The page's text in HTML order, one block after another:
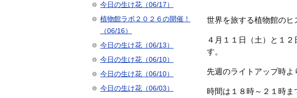
世界を旅する植物館のヒ
４月１１日（土）と１
す。
先週のライトアップ時よ
時間は１８時～２１時ま
今日の生け花（06/17）
植物館ラボ２０２６の開催！
（06/16）
今日の生け花（06/13）
今日の生け花（06/10）
今日の生け花（06/10）
今日の生け花（06/03）